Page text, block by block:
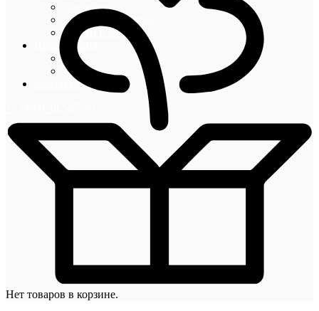
Гарантии
Оплата и доставка
Акции и скидки
Информация
Блог
Новости
Контакты
Нет товаров в корзине.